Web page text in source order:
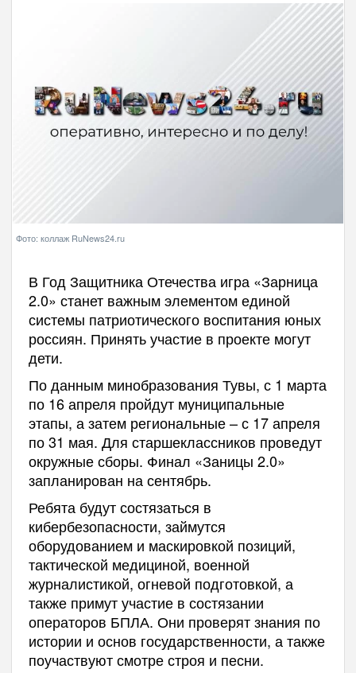
Фото: коллаж RuNews24.ru
В Год Защитника Отечества игра «Зарница
2.0» станет важным элементом единой
системы патриотического воспитания юных
россиян. Принять участие в проекте могут
дети.
По данным минобразования Тувы, с 1 марта
по 16 апреля пройдут муниципальные
этапы, а затем региональные – с 17 апреля
по 31 мая. Для старшеклассников проведут
окружные сборы. Финал «Заницы 2.0»
запланирован на сентябрь.
Ребята будут состязаться в
кибербезопасности, займутся
оборудованием и маскировкой позиций,
тактической медициной, военной
журналистикой, огневой подготовкой, а
также примут участие в состязании
операторов БПЛА. Они проверят знания по
истории и основ государственности, а также
поучаствуют смотре строя и песни.